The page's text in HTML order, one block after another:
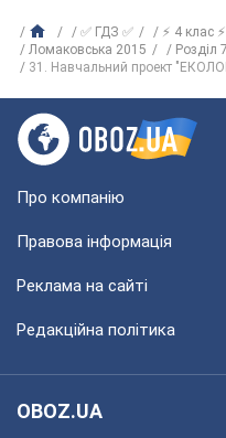
✅ ГДЗ ✅ ⚡ 4 клас ⚡
Ломаковська 2015
31. Навчальний проект
Про компанію
Правова інформація
Реклама на сайті
Редакційна політика
OBOZ.UA